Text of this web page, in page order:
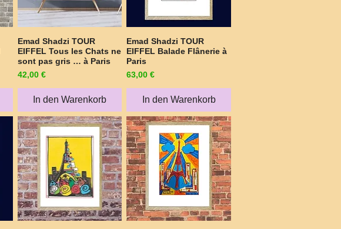
Schnellansicht
Emad Shadzi TOUR
EIFFEL Tous les Chats ne
sont pas gris … à Paris
Preis
42,00 €
In den Warenkorb
Schnellansicht
Emad Shadzi TOUR
EIFFEL Balade Flânerie à
Paris
Preis
63,00 €
In den Warenkorb